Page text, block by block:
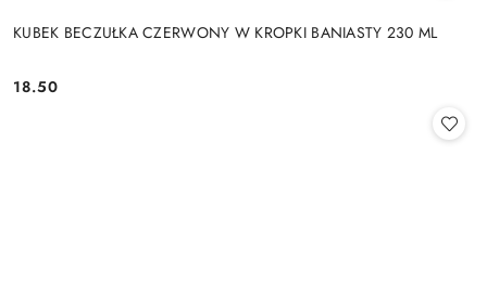
KUBEK BECZUŁKA CZERWONY W KROPKI BANIASTY 230 ML
Cena:
18.50